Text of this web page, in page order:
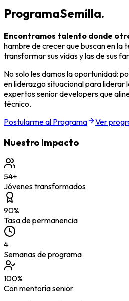
ProgramaSemilla.
Encontramos talento donde
hambre de crecer que buscan en la
transformar sus vidas y las de sus
No solo les damos la oportunidad:
en liderazgo situacional para liderar
expertos senior developers que
técnico.
Postularme al Programa
Ver
Nuestro Impacto
54+
Jóvenes transformados
90%
Tasa de permanencia
4
Semanas de programa
100%
Con mentoría senior